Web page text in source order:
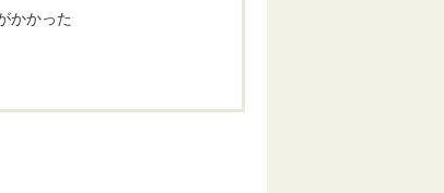
かかった